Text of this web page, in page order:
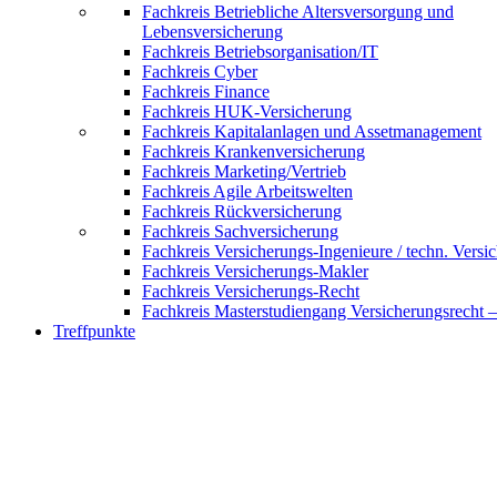
Fachkreis Betriebliche Altersversorgung und
Lebensversicherung
Fachkreis Betriebsorganisation/IT
Fachkreis Cyber
Fachkreis Finance
Fachkreis HUK-Versicherung
Fachkreis Kapitalanlagen und Assetmanagement
Fachkreis Krankenversicherung
Fachkreis Marketing/Vertrieb
Fachkreis Agile Arbeitswelten
Fachkreis Rückversicherung
Fachkreis Sachversicherung
Fachkreis Versicherungs-Ingenieure / techn.
Fachkreis Versicherungs-Makler
Fachkreis Versicherungs-Recht
Fachkreis Masterstudiengang Versicherungsrecht
Treffpunkte